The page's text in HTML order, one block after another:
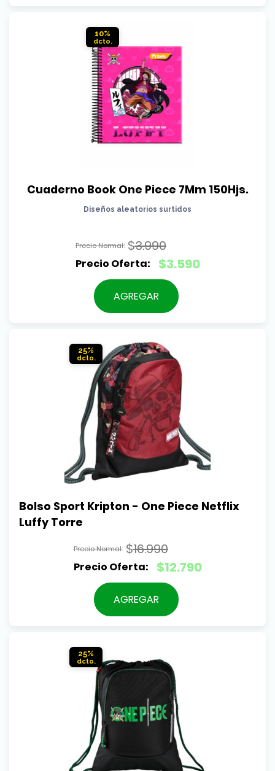
10%
Cuaderno Book One Piece 7Mm 150Hjs.
Diseños aleatorios surtidos
$3.990
El
precio
original
$3.590
El
precio
actual
$3.590.
AGREGAR
25%
Bolso Sport Kripton - One Piece Netflix
Luffy Torre
$16.990
El
precio
original
$12.790
El
precio
actual
AGREGAR
25%